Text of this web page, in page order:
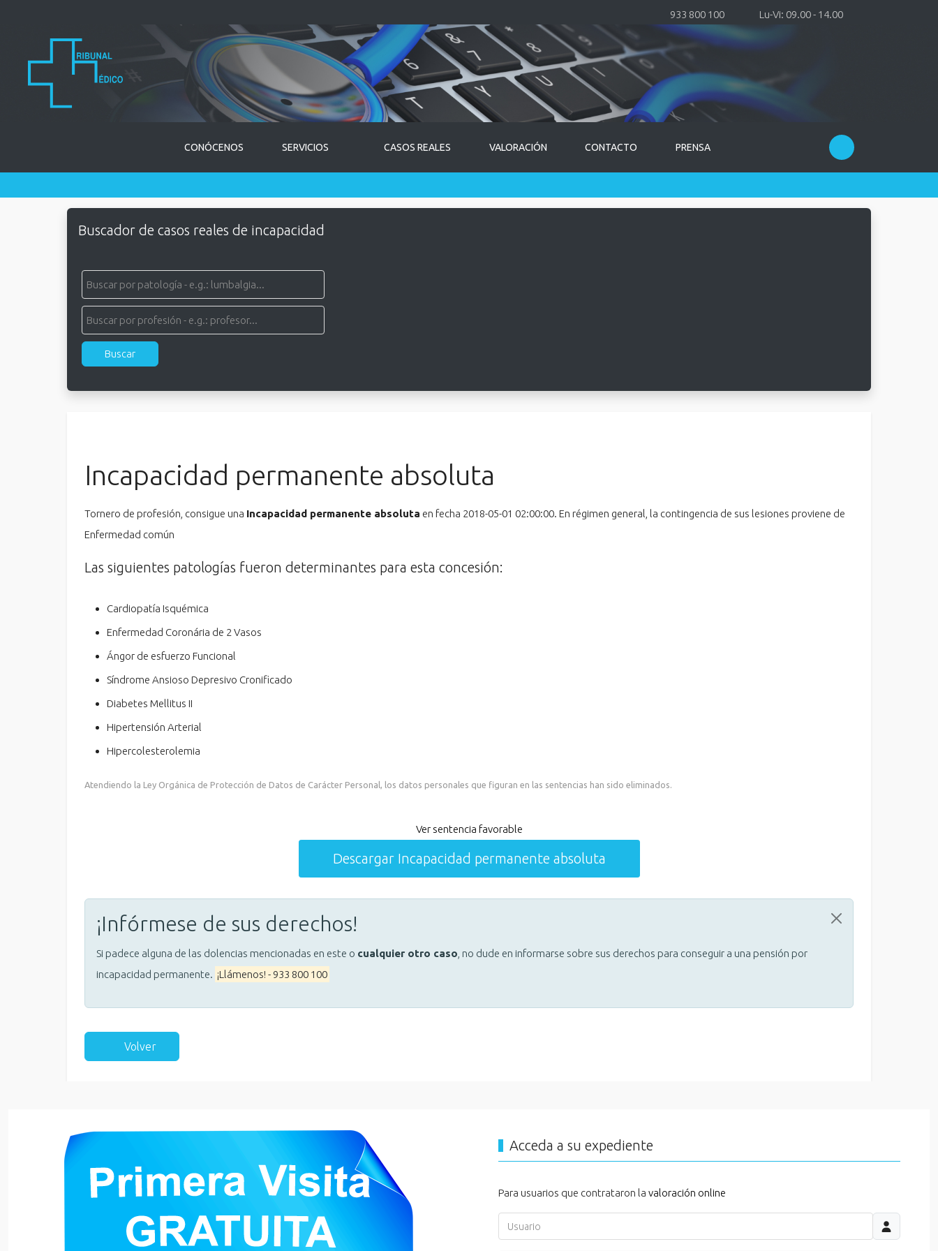
933 800 100 Lu-Vi: 09.00 - 14.00
CONÓCENOS SERVICIOS CASOS REALES VALORACIÓN CONTACTO PRENSA
Buscador de casos reales de incapacidad
Incapacidad permanente absoluta
Tornero de profesión, consigue una Incapacidad permanente absoluta en fecha 2018-05-01 02:00:00. En régimen general, la contingencia de sus lesiones proviene de
Enfermedad común
Las siguientes patologías fueron determinantes para esta concesión:
Cardiopatía Isquémica
Enfermedad Coronária de 2 Vasos
Ángor de esfuerzo Funcional
Síndrome Ansioso Depresivo Cronificado
Diabetes Mellitus II
Hipertensión Arterial
Hipercolesterolemia
Atendiendo la Ley Orgánica de Protección de Datos de Carácter Personal, los datos personales que figuran en las sentencias han sido eliminados.
Ver sentencia favorable
Descargar Incapacidad permanente absoluta
¡Infórmese de sus derechos!
Si padece alguna de las dolencias mencionadas en este o cualquier otro caso , no dude en informarse sobre sus derechos para conseguir a una pensión por
incapacidad permanente. ¡Llámenos! - 933 800 100
Volver
Acceda a su expediente
Para usuarios que contrataron la valoración online
Usuario